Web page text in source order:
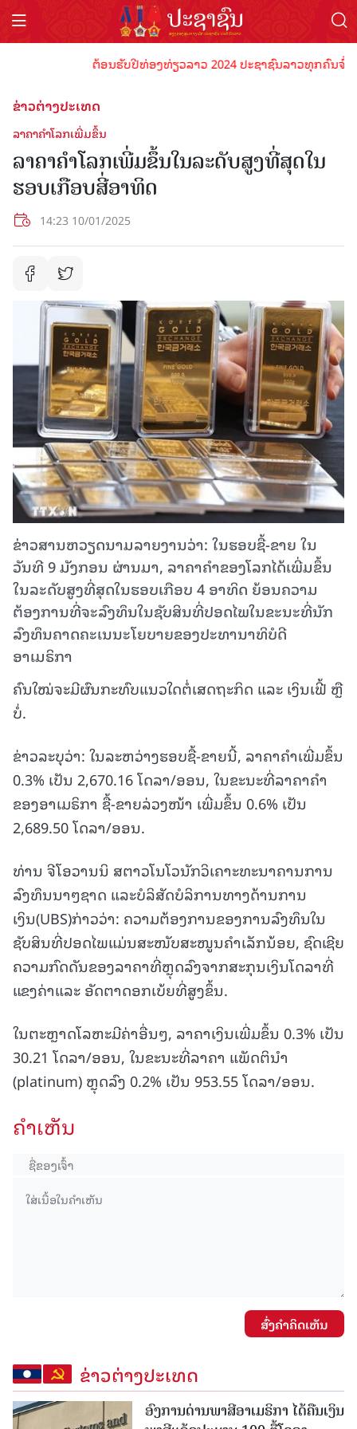
ຕ້ອນຮັບປີທ່ອງທ່ຽວລາວ 2024 ປະຊາຊົນລາວທຸກຄົນຈົ່ງ
ຂ່າວຕ່າງປະເທດ
ລາຄາຄໍາໂລກເພີ່ມຂຶ້ນ
ລາຄາຄໍາໂລກເພີ່ມຂຶ້ນໃນລະດັບສູງທີ່ສຸດໃນ
ຮອບເກືອບສີ່ອາທິດ
14:23 10/01/2025
ຂ່າວສານຫວຽດນາມລາຍງານວ່າ: ໃນຮອບຊື້-ຂາຍ ໃນ
ວັນທີ 9 ມັງກອນ ຜ່ານມາ, ລາຄາຄໍາຂອງໂລກໄດ້ເພີ່ມຂຶ້ນ
ໃນລະດັບສູງທີ່ສຸດໃນຮອບເກືອບ 4 ອາທິດ ຍ້ອນຄວາມ
ຕ້ອງການທີ່ຈະລົງທຶນໃນຊັບສິນທີ່ປອດໄພໃນຂະນະທີ່ນັກ
ລົງທຶນຄາດຄະເນນະໂຍບາຍຂອງປະທານາທິບໍດີ
ອາເມຣິກາ
ຄົນໃໝ່ຈະມີຜົນກະທົບແນວໃດຕໍ່ເສດຖະກິດ ແລະ ເງິນເຟີ້ ຫຼື
ບໍ່.
ຂ່າວລະບຸວ່າ: ໃນລະຫວ່າງຮອບຊື້-ຂາຍນີ້, ລາຄາຄໍາເພີ່ມຂຶ້ນ
0.3% ເປັນ 2,670.16 ໂດລາ/ອອນ, ໃນຂະນະທີ່ລາຄາຄໍາ
ຂອງອາເມຣິກາ ຊື້-ຂາຍລ່ວງໜ້າ ເພີ່ມຂຶ້ນ 0.6% ເປັນ
2,689.50 ໂດລາ/ອອນ.
ທ່ານ ຈີໂອວານນິ ສຕາວໂນໂວນັກວິເຄາະທະນາຄານການ
ລົງທຶນນາໆຊາດ ແລະບໍລິສັດບໍລິການທາງດ້ານການ
ເງິນ(UBS)ກ່າວວ່າ: ຄວາມຕ້ອງການຂອງການລົງທຶນໃນ
ຊັບສິນທີ່ປອດໄພແມ່ນສະໜັບສະໜູນຄໍາເລັກນ້ອຍ, ຊົດເຊີຍ
ຄວາມກົດດັນຂອງລາຄາທີ່ຫຼຸດລົງຈາກສະກຸນເງິນໂດລາທີ່
ແຂງຄ່າແລະ ອັດຕາດອກເບ້ຍທີ່ສູງຂຶ້ນ.
ໃນຕະຫຼາດໂລຫະມີຄ່າອື່ນໆ, ລາຄາເງິນເພີ່ມຂຶ້ນ 0.3% ເປັນ
30.21 ໂດລາ/ອອນ, ໃນຂະນະທີ່ລາຄາ ແພັດຕິນຳ
(platinum) ຫຼຸດລົງ 0.2% ເປັນ 953.55 ໂດລາ/ອອນ.
ຄໍາເຫັນ
ສົ່ງຄໍາຄິດເຫັນ
ຂ່າວຕ່າງປະເທດ
ອົງການດ່ານພາສີອາເມຣິກາ ໄດ້ຄືນເງິນ